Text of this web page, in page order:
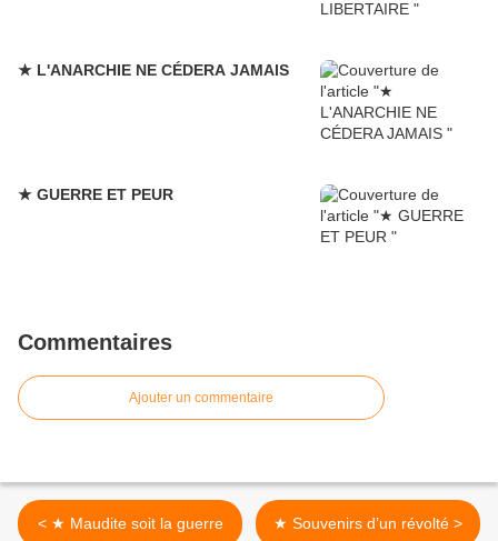
★ L'ANARCHIE NE CÉDERA JAMAIS
★ GUERRE ET PEUR
Commentaires
Ajouter un commentaire
< ★ Maudite soit la guerre ★ Souvenirs d’un révolté >